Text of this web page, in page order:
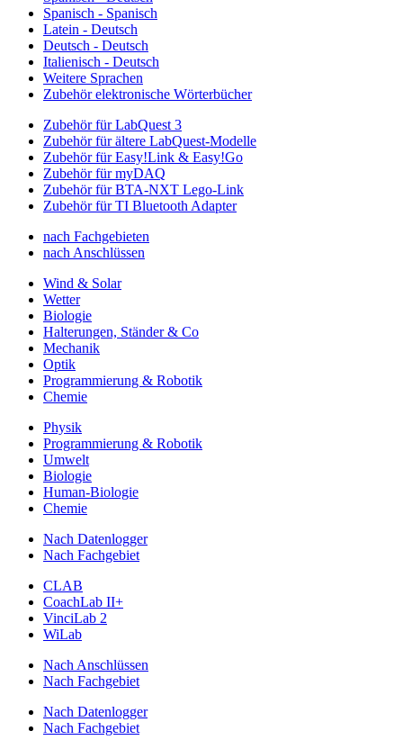
Spanisch - Spanisch
Latein - Deutsch
Deutsch - Deutsch
Italienisch - Deutsch
Weitere Sprachen
Zubehör elektronische Wörterbücher
Zubehör für LabQuest 3
Zubehör für ältere LabQuest-Modelle
Zubehör für Easy!Link & Easy!Go
Zubehör für myDAQ
Zubehör für BTA-NXT Lego-Link
Zubehör für TI Bluetooth Adapter
nach Fachgebieten
nach Anschlüssen
Wind & Solar
Wetter
Biologie
Halterungen, Ständer & Co
Mechanik
Optik
Programmierung & Robotik
Chemie
Physik
Programmierung & Robotik
Umwelt
Biologie
Human-Biologie
Chemie
Nach Datenlogger
Nach Fachgebiet
CLAB
CoachLab II+
VinciLab 2
WiLab
Nach Anschlüssen
Nach Fachgebiet
Nach Datenlogger
Nach Fachgebiet